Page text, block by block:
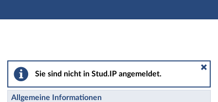
Hauptnavigation
Vorlesung: Technologische Prozesse in der
Sie sind nicht in Stud.IP angemeldet.
Allgemeine Informationen